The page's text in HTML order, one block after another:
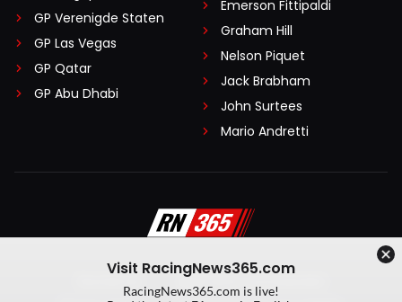
GP Verenigde Staten
GP Las Vegas
GP Qatar
GP Abu Dhabi
Emerson Fittipaldi
Graham Hill
Nelson Piquet
Jack Brabham
John Surtees
Mario Andretti
Algemene voorwaarden
Visit RacingNews365.com
RacingNews365.com is live!